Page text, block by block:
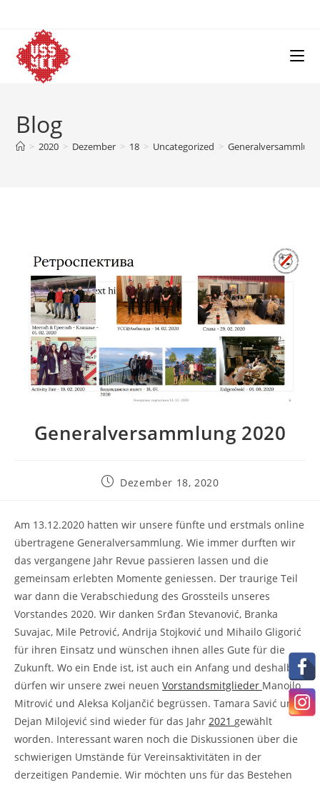
content
Blog
> 2020 > Dezember > 18 > Uncategorized >
Generalversammlung 2020
PostDezember 18, 2020
Am 13.12.2020 hatten wir unsere fünfte und erstmals online
übertragene Generalversammlung. Wie immer durften wir
das vergangene Jahr Revue passieren lassen und die
gemeinsam erlebten Momente geniessen. Der traurige Teil
war dann die Verabschiedung des Grossteils unseres
Vorstandes 2020. Wir danken Srđan Stevanović, Branka
Suvajac, Mile Petrović, Andrija Stojković und Mihailo Gligorić
für ihren Einsatz und wünschen ihnen alles Gute für die
Zukunft. Wo ein Ende ist, ist auch ein Anfang und deshalb
dürfen wir unsere zwei neuen Vorstandsmitglieder Manojlo
Mitrović und Aleksa Koljančić begrüssen. Tamara Savić und
Dejan Milojević sind wieder für das Jahr 2021 gewählt
worden. Interessant waren noch die Diskussionen über die
schwierigen Umstände für Vereinsaktivitäten in der
derzeitigen Pandemie. Wir möchten uns für das Bestehen